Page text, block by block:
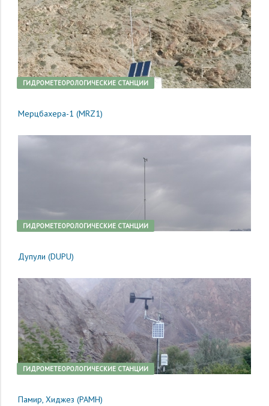
ГИДРОМЕТЕОРОЛОГИЧЕСКИЕ СТАНЦИИ
Мерцбахера-1 (MRZ1)
ГИДРОМЕТЕОРОЛОГИЧЕСКИЕ СТАНЦИИ
Дупули (DUPU)
ГИДРОМЕТЕОРОЛОГИЧЕСКИЕ СТАНЦИИ
Памир, Хиджез (PAMH)